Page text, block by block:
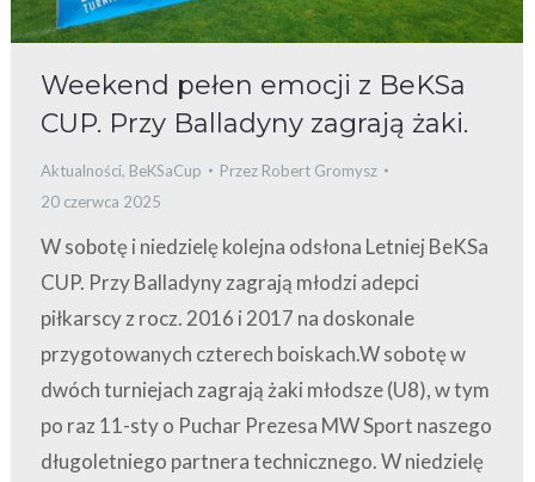
Weekend pełen emocji z BeKSa
CUP. Przy Balladyny zagrają żaki.
Aktualności, BeKSaCup Przez Robert Gromysz
20 czerwca 2025
W sobotę i niedzielę kolejna odsłona Letniej BeKSa
CUP. Przy Balladyny zagrają młodzi adepci
piłkarscy z rocz. 2016 i 2017 na doskonale
przygotowanych czterech boiskach.W sobotę w
dwóch turniejach zagrają żaki młodsze (U8), w tym
po raz 11-sty o Puchar Prezesa MW Sport naszego
długoletniego partnera technicznego. W niedzielę